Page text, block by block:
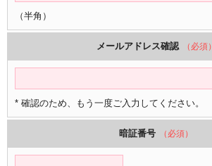
（半角）
メールアドレス確認 （必須）
* 確認のため、もう一度ご入力してください。
暗証番号 （必須）